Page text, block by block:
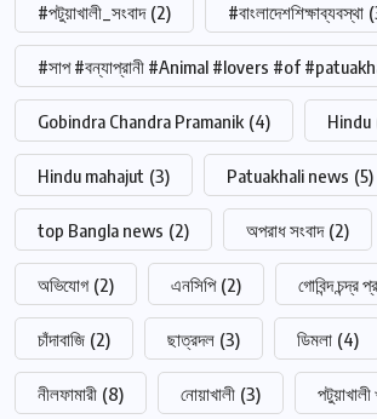
#পটুয়াখালী_সংবাদ (2) #বাংলাদেশশিক্ষাব্যবস্থা
#সাপ #বন্যাপ্রানী #Animal #lovers #of
Gobindra Chandra Pramanik (4) Hindu
Hindu mahajut (3) Patuakhali news (5)
top Bangla news (2) অপরাধ সংবাদ (2)
অভিযোগ (2) এনসিপি (2) গোবিন্দ চন্দ্র
চাঁদাবাজি (2) ছাত্রদল (3) ডিমলা (4)
নীলফামারী (8) নোয়াখালী (3)